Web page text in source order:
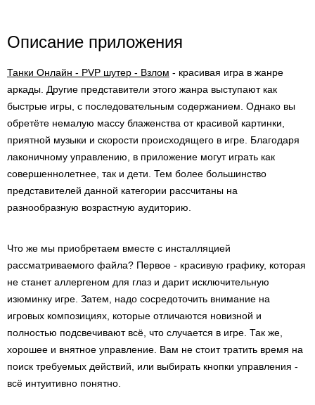
Описание приложения
Танки Онлайн - PVP шутер - Взлом - красивая игра в жанре
аркады. Другие представители этого жанра выступают как
быстрые игры, с последовательным содержанием. Однако вы
обретёте немалую массу блаженства от красивой картинки,
приятной музыки и скорости происходящего в игре. Благодаря
лаконичному управлению, в приложение могут играть как
совершеннолетнее, так и дети. Тем более большинство
представителей данной категории рассчитаны на
разнообразную возрастную аудиторию.
Что же мы приобретаем вместе с инсталляцией
рассматриваемого файла? Первое - красивую графику, которая
не станет аллергеном для глаз и дарит исключительную
изюминку игре. Затем, надо сосредоточить внимание на
игровых композициях, которые отличаются новизной и
полностью подсвечивают всё, что случается в игре. Так же,
хорошее и внятное управление. Вам не стоит тратить время на
поиск требуемых действий, или выбирать кнопки управления -
всё интуитивно понятно.